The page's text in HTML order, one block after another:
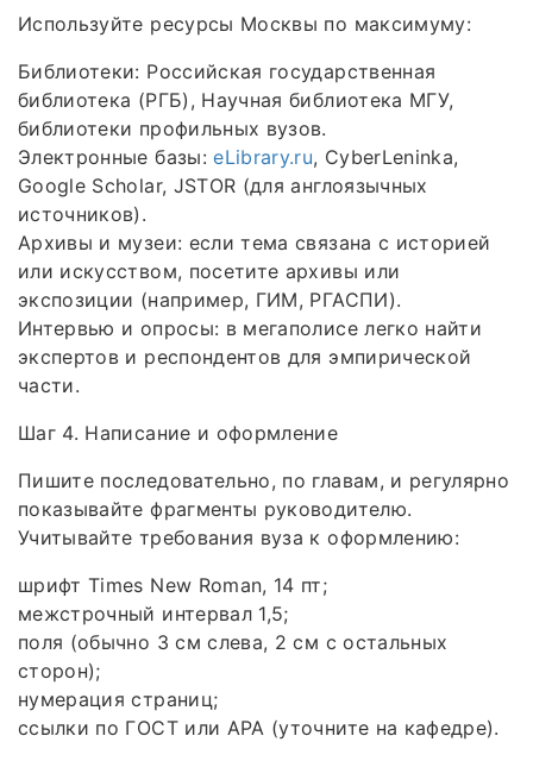
Используйте ресурсы Москвы по максимуму:
Библиотеки: Российская государственная
библиотека (РГБ), Научная библиотека МГУ,
библиотеки профильных вузов.
Электронные базы:eLibrary.ru, CyberLeninka,
Google Scholar, JSTOR (для англоязычных
источников).
Архивы и музеи: если тема связана с историей
или искусством, посетите архивы или
экспозиции (например, ГИМ, РГАСПИ).
Интервью и опросы: в мегаполисе легко найти
экспертов и респондентов для эмпирической
части.
Шаг 4. Написание и оформление
Пишите последовательно, по главам, и регулярно
показывайте фрагменты руководителю.
Учитывайте требования вуза к оформлению:
шрифт Times New Roman, 14 пт;
межстрочный интервал 1,5;
поля (обычно 3 см слева, 2 см с остальных
сторон);
нумерация страниц;
ссылки по ГОСТ или APA (уточните на кафедре).